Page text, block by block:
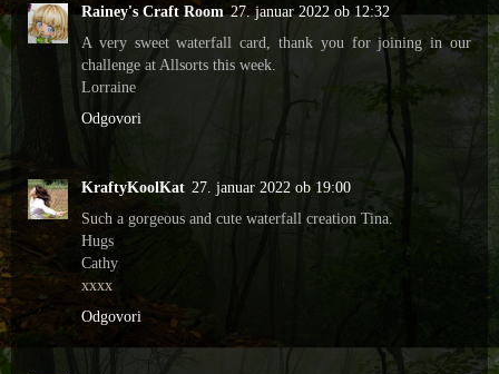
Rainey's Craft Room 27. januar 2022 ob 12:32
A very sweet waterfall card, thank you for joining in our
challenge at Allsorts this week.
Lorraine
Odgovori
KraftyKoolKat 27. januar 2022 ob 19:00
Such a gorgeous and cute waterfall creation Tina.
Hugs
Cathy
xxxx
Odgovori